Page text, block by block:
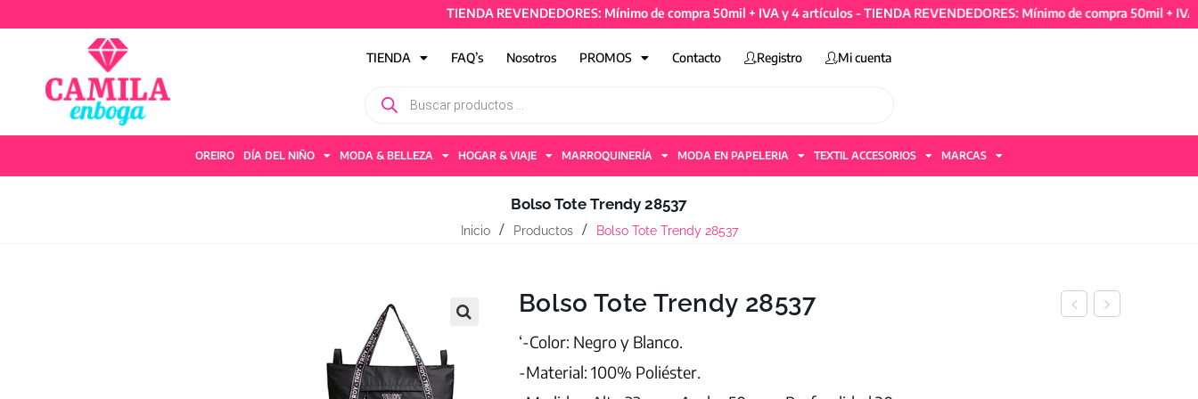
TIENDA REVENDEDORES: Mínimo de compra 50mil + IVA y 4 artículos - TIENDA REVENDEDORES: Mínimo de compra 50mil + IVA y
TIENDA FAQ’s Nosotros PROMOS Contacto Registro Mi cuenta
OREIRO DÍA DEL NIÑO MODA & BELLEZA HOGAR & VIAJE MARROQUINERÍA MODA EN PAPELERIA TEXTIL ACCESORIOS MARCAS
Bolso Tote Trendy 28537
Inicio Productos Bolso Tote Trendy 28537
Bolso Tote Trendy 28537
‘-Color: Negro y Blanco.
-Material: 100% Poliéster.